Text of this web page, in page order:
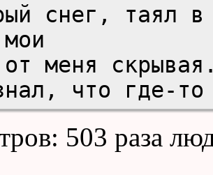
снег, таял
меня
что где-то
даль, даль…
503 раза